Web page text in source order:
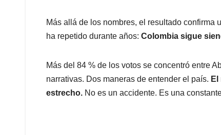
Más allá de los nombres, el resultado confirma
ha repetido durante años: Colombia sigue
Más del 84 % de los votos se concentró entre
narrativas. Dos maneras de entender el país.
estrecho. No es un accidente. Es una